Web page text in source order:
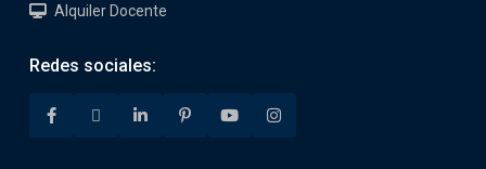
Alquiler Docente
Redes sociales: